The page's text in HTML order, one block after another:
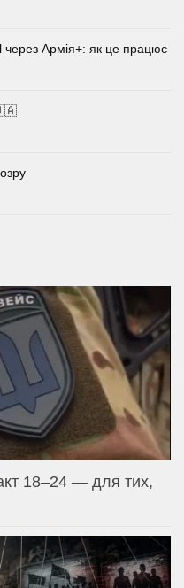
через Армія+: як це працює
18–24 — для тих,